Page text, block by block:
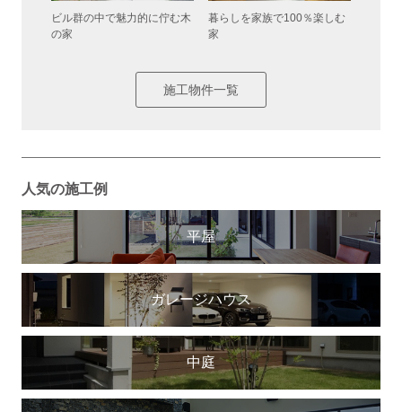
ビル群の中で魅力的に佇む木
の家
暮らしを家族で100％楽しむ
家
施工物件一覧
人気の施工例
平屋
ガレージハウス
中庭